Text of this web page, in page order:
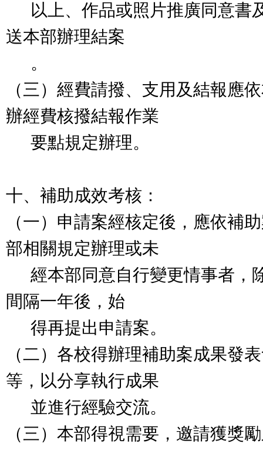
以上、作品或照片推廣同意書
送本部辦理結案
。
（三）經費請撥、支用及結報應
辦經費核撥結報作業
要點規定辦理。
十、補助成效考核：
（一）申請案經核定後，應依補
部相關規定辦理或未
經本部同意自行變更情事者，
間隔一年後，始
得再提出申請案。
（二）各校得辦理補助案成果發
等，以分享執行成果
並進行經驗交流。
（三）本部得視需要，邀請獲獎